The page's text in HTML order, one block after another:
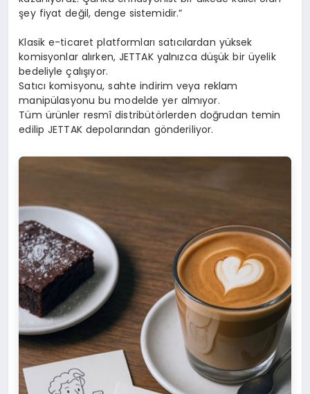
şey fiyat değil, denge sistemidir.”
Klasik e-ticaret platformları satıcılardan yüksek
komisyonlar alırken, JETTAK yalnızca düşük bir üyelik
bedeliyle çalışıyor.
Satıcı komisyonu, sahte indirim veya reklam
manipülasyonu bu modelde yer almıyor.
Tüm ürünler resmî distribütörlerden doğrudan temin
edilip JETTAK depolarından gönderiliyor.